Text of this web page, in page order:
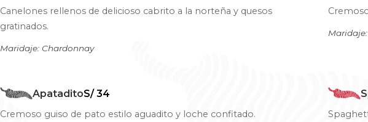
Canelones rellenos de delicioso cabrito a la norteña y quesos
gratinados.
Maridaje: Chardonnay
ApataditoS/ 34
Cremoso guiso de pato estilo aguadito y loche confitado.